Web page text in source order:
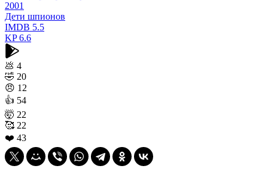
2001
Дети шпионов
IMDB 5.5
KP6.6
💩 4
🤣 20
😠 12
👍 54
🤯 22
🥰 22
❤️ 43